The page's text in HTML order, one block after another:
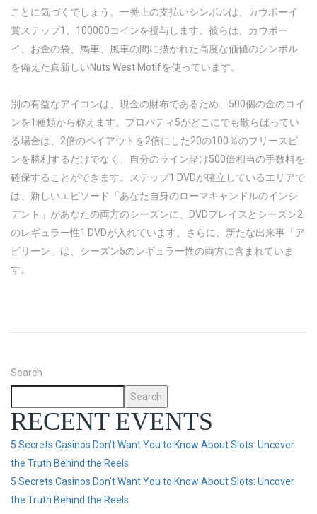
ことに気づくでしょう。一番上の支払いシンボルは、カウボーイ
賞ステップ1、100000コインを授与します。彼らは、カウボー
イ、お金の袋、馬車、風車の間に描かれた高度な価値のシンボル
を備えた真新しいNuts West Motifを使っています。
別の有益なアイコンは、現金の財布であるため、500個の金のコイ
ンを1種類から称えます。プロパティ5がどこにでも散らばってい
る場合は、2倍のペイアウトを2倍にした20の100％のフリースピ
ンを勝利するだけでなく、自分のライン賭け500倍相当の手数料を
確保することができます。ステップ1 DVDが確立しているエリアで
は、新しいエピソード「あなた自身のローマキャンドルのインシ
デント」があなたの両方のシーズンに、DVDプレイスとシーズン2
のレギュラー性1 DVDが入れています。さらに、新たな出来事「ア
ビリーン」は、シーズン5のレギュラー性の両方に含まれていま
す。
Search
Search
RECENT EVENTS
5 Secrets Casinos Don’t Want You to Know About Slots: Uncover
the Truth Behind the Reels
5 Secrets Casinos Don’t Want You to Know About Slots: Uncover
the Truth Behind the Reels